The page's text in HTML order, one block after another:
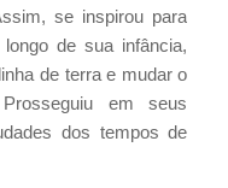
se inspirou para
de sua infância,
de terra e mudar o
em seus
dos tempos de